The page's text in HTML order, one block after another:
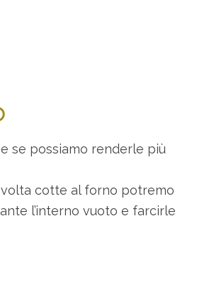
se possiamo renderle più
cotte al forno potremo
l’interno vuoto e farcirle